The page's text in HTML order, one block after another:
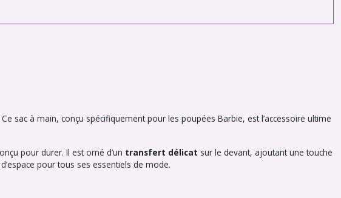
Ce sac à main, conçu spécifiquement pour les poupées Barbie, est l’accessoire ultime
pour durer. Il est orné d’un transfert délicat sur le devant, ajoutant une touche
pour tous ses essentiels de mode.